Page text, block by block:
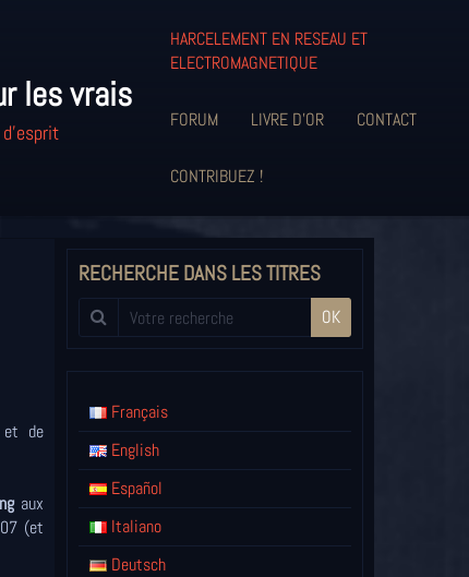
les vrais
HARCELEMENT EN RESEAU ET
ELECTROMAGNETIQUE
FORUM LIVRE D'OR CONTACT
CONTRIBUEZ !
et de
aux
(et
RECHERCHE DANS LES TITRES
OK
Français
English
Español
Italiano
Deutsch